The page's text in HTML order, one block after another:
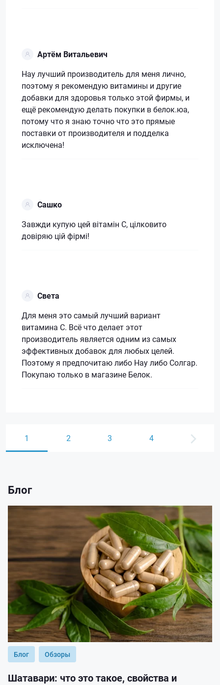
Артём Витальевич
Нау лучший производитель для меня лично,
поэтому я рекомендую витамины и другие
добавки для здоровья только этой фирмы, и
ещё рекомендую делать покупки в белок.юа,
потому что я знаю точно что это прямые
поставки от производителя и подделка
исключена!
Сашко
Завжди купую цей вітамін С, цілковито
довіряю цій фірмі!
Света
Для меня это самый лучший вариант
витамина С. Всё что делает этот
производитель является одним из самых
эффективных добавок для любых целей.
Поэтому я предпочитаю либо Нау либо Солгар.
Покупаю только в магазине Белок.
1 2 3 4
Блог
Блог Обзоры
Шатавари: что это такое, свойства и